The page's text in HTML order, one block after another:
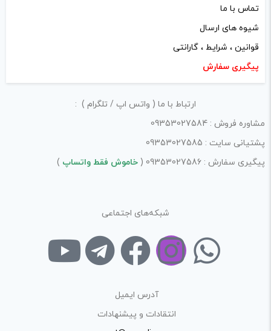
تماس با ما
شیوه های ارسال
قوانین ، شرایط ، گارانتی
پیگیری سفارش
ارتباط با ما ( واتس اپ / تلگرام ) :
مشاوره فروش : 09353027584
پشتیانی سایت : 09353027585
پیگیری سفارش : 09353027586 (
خاموش فقط واتساپ )
شبکه‌های اجتماعی
آدرس ایمیل
انتقادات و پیشنهادات